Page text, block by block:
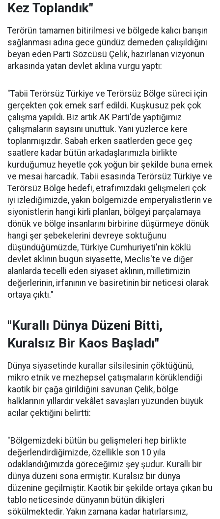
Kez Toplandık"
Terörün tamamen bitirilmesi ve bölgede kalıcı barışın
sağlanması adına gece gündüz demeden çalışıldığını
beyan eden Parti Sözcüsü Çelik, hazırlanan vizyonun
arkasında yatan devlet aklına vurgu yaptı:
"Tabii Terörsüz Türkiye ve Terörsüz Bölge süreci için
gerçekten çok emek sarf edildi. Kuşkusuz pek çok
çalışma yapıldı. Biz artık AK Parti'de yaptığımız
çalışmaların sayısını unuttuk. Yani yüzlerce kere
toplanmışızdır. Sabah erken saatlerden gece geç
saatlere kadar bütün arkadaşlarımızla birlikte
kurduğumuz heyetle çok yoğun bir şekilde buna emek
ve mesai harcadık. Tabii esasında Terörsüz Türkiye ve
Terörsüz Bölge hedefi, etrafımızdaki gelişmeleri çok
iyi izlediğimizde, yakın bölgemizde emperyalistlerin ve
siyonistlerin hangi kirli planları, bölgeyi parçalamaya
dönük ve bölge insanlarını birbirine düşürmeye dönük
hangi şer şebekelerini devreye soktuğunu
düşündüğümüzde, Türkiye Cumhuriyeti'nin köklü
devlet aklının bugün siyasette, Meclis'te ve diğer
alanlarda tecelli eden siyaset aklının, milletimizin
değerlerinin, irfanının ve basiretinin bir neticesi olarak
ortaya çıktı."
"Kurallı Dünya Düzeni Bitti,
Kuralsız Bir Kaos Başladı"
Dünya siyasetinde kurallar silsilesinin çöktüğünü,
mikro etnik ve mezhepsel çatışmaların körüklendiği
kaotik bir çağa girildiğini savunan Çelik, bölge
halklarının yıllardır vekâlet savaşları yüzünden büyük
acılar çektiğini belirtti:
"Bölgemizdeki bütün bu gelişmeleri hep birlikte
değerlendirdiğimizde, özellikle son 10 yıla
odaklandığımızda göreceğimiz şey şudur. Kurallı bir
dünya düzeni sona ermiştir. Kuralsız bir dünya
düzenine geçilmiştir. Kaotik bir şekilde ortaya çıkan bu
tablo neticesinde dünyanın bütün dikişleri
sökülmektedir. Yakın zamana kadar hatırlarsınız,